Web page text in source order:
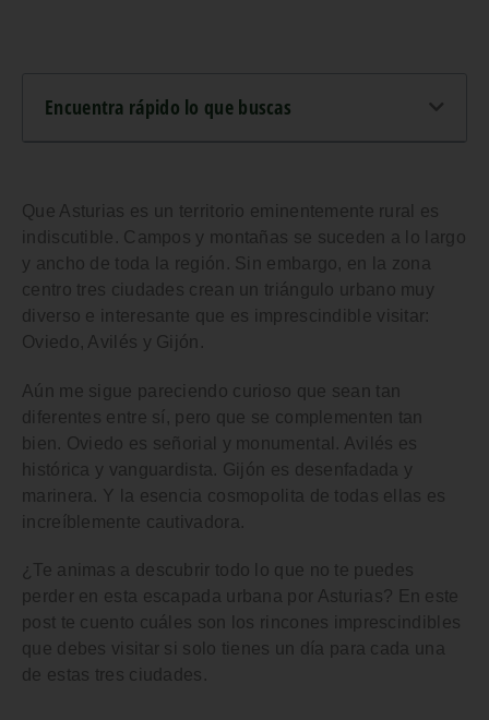
Encuentra rápido lo que buscas
Que Asturias es un territorio eminentemente rural es
indiscutible. Campos y montañas se suceden a lo largo
y ancho de toda la región. Sin embargo, en la zona
centro tres ciudades crean un triángulo urbano muy
diverso e interesante que es imprescindible visitar:
Oviedo, Avilés y Gijón.
Aún me sigue pareciendo curioso que sean tan
diferentes entre sí, pero que se complementen tan
bien. Oviedo es señorial y monumental. Avilés es
histórica y vanguardista. Gijón es desenfadada y
marinera. Y la esencia cosmopolita de todas ellas es
increíblemente cautivadora.
¿Te animas a descubrir todo lo que no te puedes
perder en esta escapada urbana por Asturias? En este
post te cuento cuáles son los rincones imprescindibles
que debes visitar si solo tienes un día para cada una
de estas tres ciudades.